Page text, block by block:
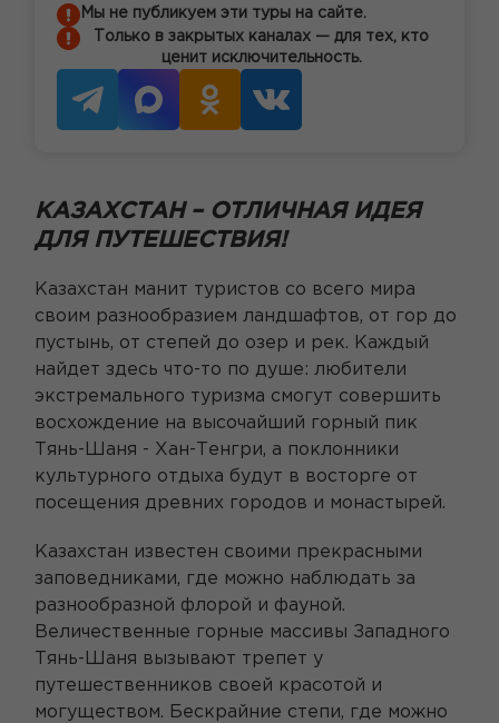
Мы не публикуем эти туры на сайте.
Только в закрытых каналах — для тех, кто
ценит исключительность.
КАЗАХСТАН – ОТЛИЧНАЯ ИДЕЯ
ДЛЯ ПУТЕШЕСТВИЯ!
Казахстан манит туристов со всего мира
своим разнообразием ландшафтов, от гор до
пустынь, от степей до озер и рек. Каждый
найдет здесь что-то по душе: любители
экстремального туризма смогут совершить
восхождение на высочайший горный пик
Тянь-Шаня - Хан-Тенгри, а поклонники
культурного отдыха будут в восторге от
посещения древних городов и монастырей.
Казахстан известен своими прекрасными
заповедниками, где можно наблюдать за
разнообразной флорой и фауной.
Величественные горные массивы Западного
Тянь-Шаня вызывают трепет у
путешественников своей красотой и
могуществом. Бескрайние степи, где можно